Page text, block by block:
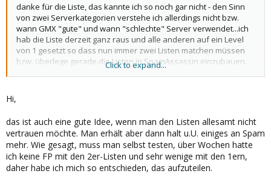
danke für die Liste, das kannte ich so noch gar nicht - den Sinn
von zwei Serverkategorien verstehe ich allerdings nicht bzw.
wann GMX "gute" und wann "schlechte" Server verwendet...ich
hab die Liste derzeit ganz raus und alle anderen auf ein Level
von 1 gesetzt so dass nun immer zwei Listen matchen müssen
bzw. überlege gerade die Listen in SpamAssassin einzubauen.
Click to expand...
Hi,
das ist auch eine gute Idee, wenn man den Listen allesamt nicht
vertrauen möchte. Man erhält aber dann halt u.U. einiges an Spam
mehr. Wie gesagt, muss man selbst testen, über Wochen hatte
ich keine FP mit den 2er-Listen und sehr wenige mit den 1ern,
daher habe ich mich so entschieden, das aufzuteilen.